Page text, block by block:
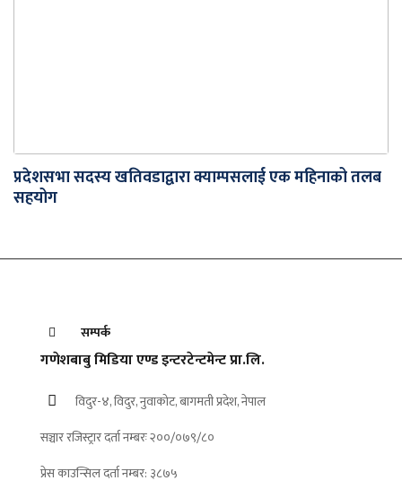
प्रदेशसभा सदस्य खतिवडाद्वारा क्याम्पसलाई एक महिनाको तलब
सहयोग
सम्पर्क
गणेशबाबु मिडिया एण्ड इन्टरटेन्टमेन्ट प्रा.लि.
विदुर-४, विदुर, नुवाकोट, बागमती प्रदेश, नेपाल
सञ्चार रजिस्ट्रार दर्ता नम्बरः २००/०७९/८०
प्रेस काउन्सिल दर्ता नम्बर: ३८७५